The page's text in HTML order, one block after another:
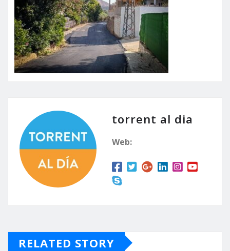
torrent al dia
Web:
RELATED STORY